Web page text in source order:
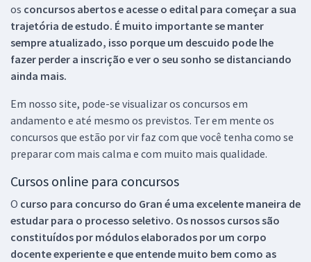
os concursos abertos e acesse o edital para começar a sua
trajetória de estudo. É muito importante se manter
sempre atualizado, isso porque um descuido pode lhe
fazer perder a inscrição e ver o seu sonho se distanciando
ainda mais.
Em nosso site, pode-se visualizar os concursos em
andamento e até mesmo os previstos. Ter em mente os
concursos que estão por vir faz com que você tenha como se
preparar com mais calma e com muito mais qualidade.
Cursos online para concursos
O curso para concurso do Gran é uma excelente maneira de
estudar para o processo seletivo. Os nossos cursos são
constituídos por módulos elaborados por um corpo
docente experiente e que entende muito bem como as